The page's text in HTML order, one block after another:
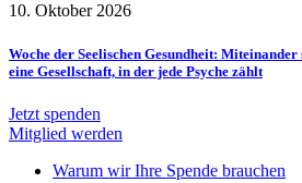
10. Oktober 2026
Woche der Seelischen Gesundheit:
eine Gesellschaft, in der jede Psyche zählt
Jetzt spenden
Mitglied werden
Warum wir Ihre Spende brauchen